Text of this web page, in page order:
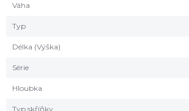
Váha
Typ
Délka (Výška)
Série
Hloubka
Typ skříňky